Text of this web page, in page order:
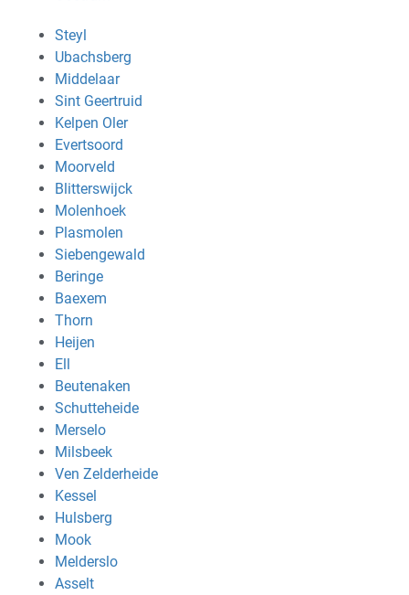
Steyl
Ubachsberg
Middelaar
Sint Geertruid
Kelpen Oler
Evertsoord
Moorveld
Blitterswijck
Molenhoek
Plasmolen
Siebengewald
Beringe
Baexem
Thorn
Heijen
Ell
Beutenaken
Schutteheide
Merselo
Milsbeek
Ven Zelderheide
Kessel
Hulsberg
Mook
Melderslo
Asselt